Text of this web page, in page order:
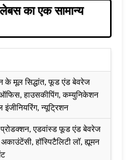
का एक सामान्य
के मूल सिद्धांत, फूड एंड बेवरेज
हाउसकीपिंग, कम्युनिकेशन
इंजीनियरिंग, न्यूट्रिशन
एडवांस्ड फूड एंड बेवरेज
हॉस्पिटैलिटी लॉ, ह्यूमन